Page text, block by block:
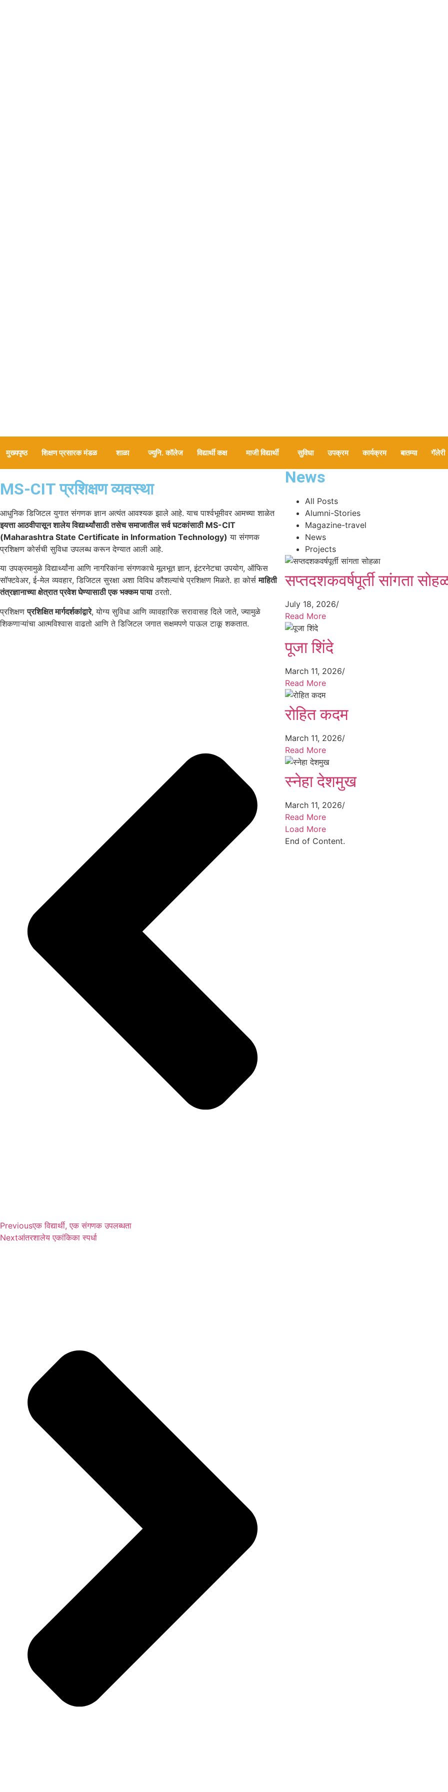
मुख्यपृष्ठ शिक्षण प्रसारक मंडळ शाळा ज्युनि. कॉलेज विद्यार्थी कक्ष माजी विद्यार्थी सुविधा उपक्रम कार्यक्रम बातम्या गॅलेरी
MS-CIT प्रशिक्षण व्यवस्था
आधुनिक डिजिटल युगात संगणक ज्ञान अत्यंत आवश्यक झाले आहे. याच पार्श्वभूमीवर आमच्या शाळेत
इयत्ता आठवीपासून शालेय विद्यार्थ्यांसाठी तसेच समाजातील सर्व घटकांसाठी MS-CIT
(Maharashtra State Certificate in Information Technology) या संगणक
प्रशिक्षण कोर्सची सुविधा उपलब्ध करून देण्यात आली आहे.
या उपक्रमामुळे विद्यार्थ्यांना आणि नागरिकांना संगणकाचे मूलभूत ज्ञान, इंटरनेटचा उपयोग, ऑफिस
सॉफ्टवेअर, ई-मेल व्यवहार, डिजिटल सुरक्षा अशा विविध कौशल्यांचे प्रशिक्षण मिळते. हा कोर्समाहिती
तंत्रज्ञानाच्या क्षेत्रात प्रवेश घेण्यासाठी एक भक्कम पायाठरतो.
प्रशिक्षणप्रशिक्षित मार्गदर्शकांद्वारे, योग्य सुविधा आणि व्यावहारिक सरावासह दिले जाते, ज्यामुळे
शिकणाऱ्यांचा आत्मविश्वास वाढतो आणि ते डिजिटल जगात सक्षमपणे पाऊल टाकू शकतात.
Previousएक विद्यार्थी, एक संगणक उपलब्धता
Nextआंतरशालेय एकांकिका स्पर्धा
News
All Posts
Alumni-Stories
Magazine-travel
News
Projects
सप्तदशकवर्षपूर्ती सांगता
July 18, 2026/
Read More
पूजा शिंदे
March 11, 2026/
Read More
रोहित कदम
March 11, 2026/
Read More
स्नेहा देशमुख
March 11, 2026/
Read More
Load More
End of Content.